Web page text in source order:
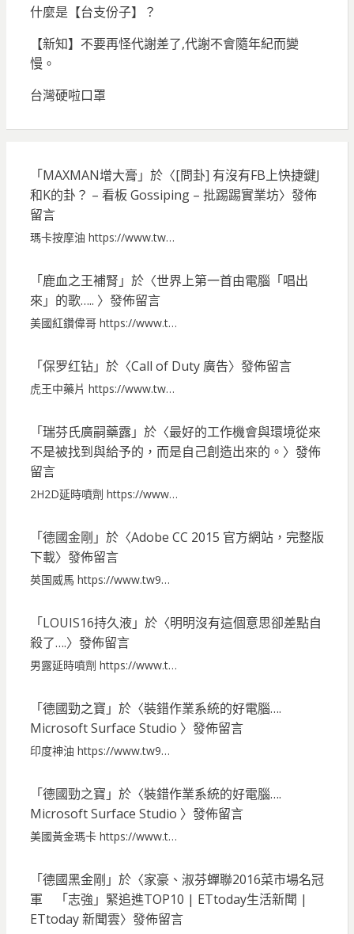
什麼是【台支份子】？
【新知】不要再怪代謝差了,代謝不會隨年紀而變
慢。
台灣硬啦口罩
「MAXMAN增大膏 」於〈[問卦] 有沒有FB上快捷鍵J
和K的卦？ – 看板 Gossiping – 批踢踢實業坊〉發佈
留言
瑪卡按摩油 https://www.tw…
「鹿血之王補腎 」於〈世界上第一首由電腦「唱出
來」的歌….. 〉發佈留言
美國紅鑽偉哥 https://www.t…
「保罗红钻」於〈Call of Duty 廣告〉發佈留言
虎王中藥片 https://www.tw…
「瑞芬氏廣嗣藥露」於〈最好的工作機會與環境從來
不是被找到與給予的，而是自己創造出來的。 〉發佈
留言
2H2D延時噴劑 https://www…
「德國金剛 」於〈Adobe CC 2015 官方網站，完整版
下載〉發佈留言
英国威馬 https://www.tw9…
「LOUIS16持久液」於〈明明沒有這個意思卻差點自
殺了….〉發佈留言
男露延時噴劑 https://www.t…
「德國勁之寶 」於〈裝錯作業系統的好電腦….
Microsoft Surface Studio 〉發佈留言
印度神油 https://www.tw9…
「德國勁之寶 」於〈裝錯作業系統的好電腦….
Microsoft Surface Studio 〉發佈留言
美國黃金瑪卡 https://www.t…
「德國黑金剛 」於〈家豪、淑芬蟬聯2016菜市場名冠
軍 「志強」緊追進TOP10 | ETtoday生活新聞 |
ETtoday 新聞雲〉發佈留言